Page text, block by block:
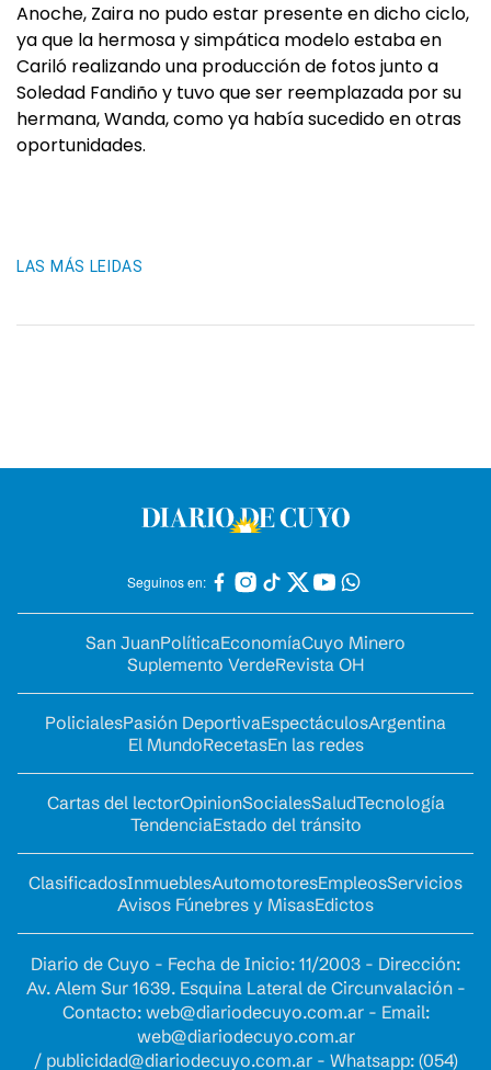
Anoche, Zaira no pudo estar presente en dicho ciclo,
ya que la hermosa y simpática modelo estaba en
Cariló realizando una producción de fotos junto a
Soledad Fandiño y tuvo que ser reemplazada por su
hermana, Wanda, como ya había sucedido en otras
oportunidades.
LAS MÁS LEIDAS
Seguinos en:
San JuanPolíticaEconomíaCuyo Minero
Suplemento VerdeRevista OH
PolicialesPasión DeportivaEspectáculosArgentina
El MundoRecetasEn las redes
Cartas del lectorOpinionSocialesSaludTecnología
TendenciaEstado del tránsito
ClasificadosInmueblesAutomotoresEmpleosServicios
Avisos Fúnebres y MisasEdictos
Diario de Cuyo - Fecha de Inicio: 11/2003 - Dirección:
Av. Alem Sur 1639. Esquina Lateral de Circunvalación -
Contacto: web@diariodecuyo.com.ar- Email:
web@diariodecuyo.com.ar
/ publicidad@diariodecuyo.com.ar- Whatsapp: (054)